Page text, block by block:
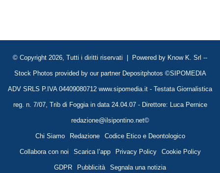
© Copyright 2026, Tutti i diritti riservati | Powered by Know K. Srl --
Stock Photos provided by our partner Depositphotos ©SIPOMEDIA
ADV SRLS P.IVA 04409080712 www.sipomedia.it - Testata Giornalistica
reg. n. 7/07, Trib di Foggia in data 24.04.07 - Direttore: Luca Pernice
redazione@ilsipontino.net©
Chi Siamo Redazione Codice Etico e Deontologico
Collabora con noi Scarica l’app Privacy Policy Cookie Policy
GDPR Pubblicità Segnala una notizia